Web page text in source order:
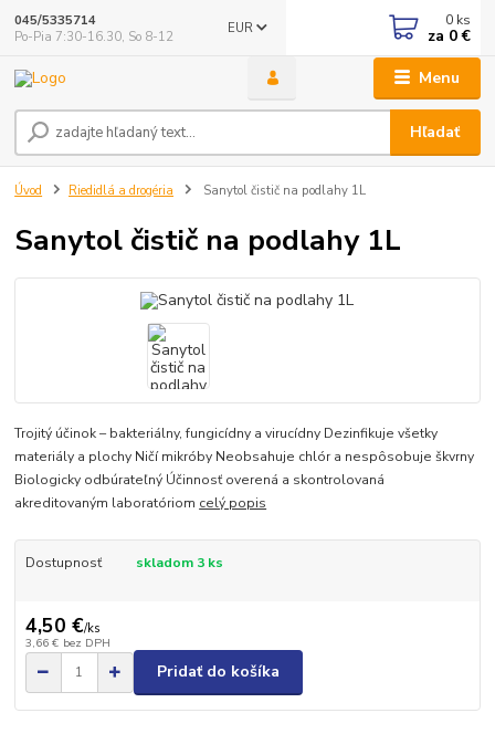
Menu
EUR
Hľadať
045/5335714
Po-Pia 7:30-16.30, So 8-12
0 ks
za 0 €
Úvod Riedidlá a drogéria Sanytol čistič na podlahy 1L
Sanytol čistič na podlahy 1L
Trojitý účinok – bakteriálny, fungicídny a virucídny Dezinfikuje všetky
materiály a plochy Ničí mikróby Neobsahuje chlór a nespôsobuje škvrny
Biologicky odbúrateľný Účinnosť overená a skontrolovaná
akreditovaným laboratóriom celý popis
Dostupnosť skladom 3 ks
4,50 €/ks
3,66 € bez DPH
Pridať do košíka